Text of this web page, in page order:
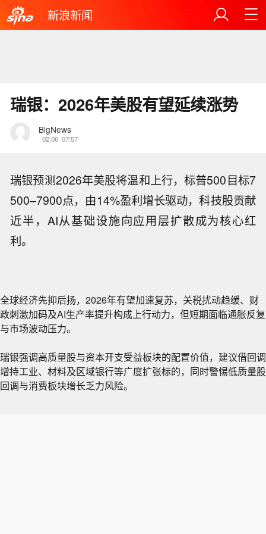
新浪新闻
瑞银：2026年美股有望延续涨势
BigNews
02.06 07:57
瑞银预测2026年美股将温和上行，标普500目标7
500–7900点，由14%盈利增长驱动，科技股贡献
近半，AI从基础设施向应用层扩散成为核心红
利。
全球经济先抑后扬，2026年有望加速复苏，关税扰动趋缓、财
政刺激加码及AI生产率提升构成上行动力，但短期面临通胀反复
与市场波动压力。
瑞银强调高质量股与资本开支受益板块的配置价值，建议借回调
增持工业、材料及区域银行等广度扩张标的，同时警惕低质量股
回调与消费板块增长乏力风险。